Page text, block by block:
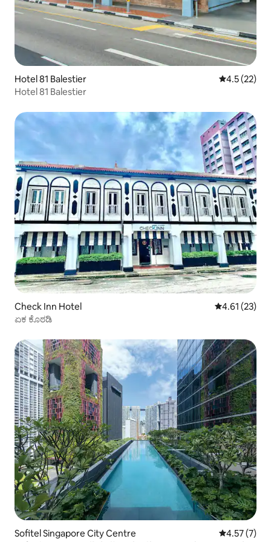
Hotel 81 Balestier 5 ರಲ್ಲಿ 4.5
4.5 (22)
Hotel 81 Balestier
Check Inn Hotel 5 ರಲ್ಲಿ 4.61
4.61 (23)
ಏಕ ಕೊಠಡಿ
Sofitel Singapore City Centre 5 ರಲ್ಲಿ 4.57
4.57 (7)